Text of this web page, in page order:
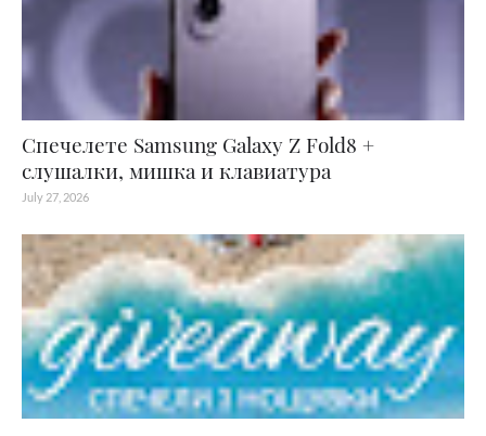
Спечелете Samsung Galaxy Z Fold8 +
слушалки, мишка и клавиатура
July 27, 2026